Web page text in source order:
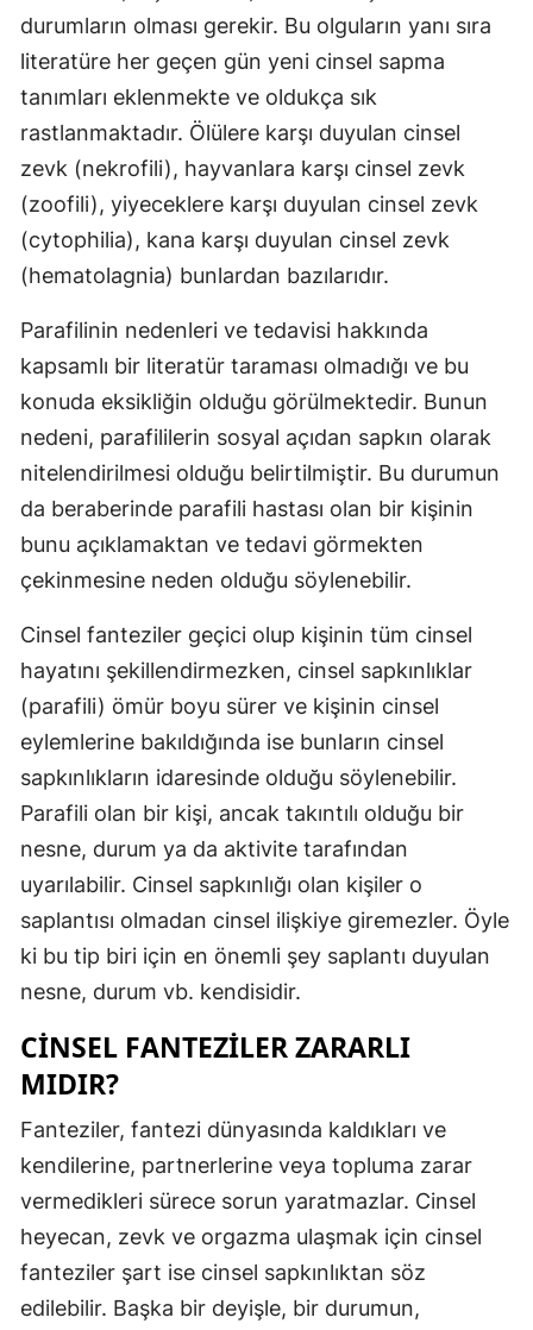
durumların olması gerekir. Bu olguların yanı sıra
literatüre her geçen gün yeni cinsel sapma
tanımları eklenmekte ve oldukça sık
rastlanmaktadır. Ölülere karşı duyulan cinsel
zevk (nekrofili), hayvanlara karşı cinsel zevk
(zoofili), yiyeceklere karşı duyulan cinsel zevk
(cytophilia), kana karşı duyulan cinsel zevk
(hematolagnia) bunlardan bazılarıdır.
Parafilinin nedenleri ve tedavisi hakkında
kapsamlı bir literatür taraması olmadığı ve bu
konuda eksikliğin olduğu görülmektedir. Bunun
nedeni, parafililerin sosyal açıdan sapkın olarak
nitelendirilmesi olduğu belirtilmiştir. Bu durumun
da beraberinde parafili hastası olan bir kişinin
bunu açıklamaktan ve tedavi görmekten
çekinmesine neden olduğu söylenebilir.
Cinsel fanteziler geçici olup kişinin tüm cinsel
hayatını şekillendirmezken, cinsel sapkınlıklar
(parafili) ömür boyu sürer ve kişinin cinsel
eylemlerine bakıldığında ise bunların cinsel
sapkınlıkların idaresinde olduğu söylenebilir.
Parafili olan bir kişi, ancak takıntılı olduğu bir
nesne, durum ya da aktivite tarafından
uyarılabilir. Cinsel sapkınlığı olan kişiler o
saplantısı olmadan cinsel ilişkiye giremezler. Öyle
ki bu tip biri için en önemli şey saplantı duyulan
nesne, durum vb. kendisidir.
CINSEL FANTEZILER ZARARLI
MIDIR?
Fanteziler, fantezi dünyasında kaldıkları ve
kendilerine, partnerlerine veya topluma zarar
vermedikleri sürece sorun yaratmazlar. Cinsel
heyecan, zevk ve orgazma ulaşmak için cinsel
fanteziler şart ise cinsel sapkınlıktan söz
edilebilir. Başka bir deyişle, bir durumun,